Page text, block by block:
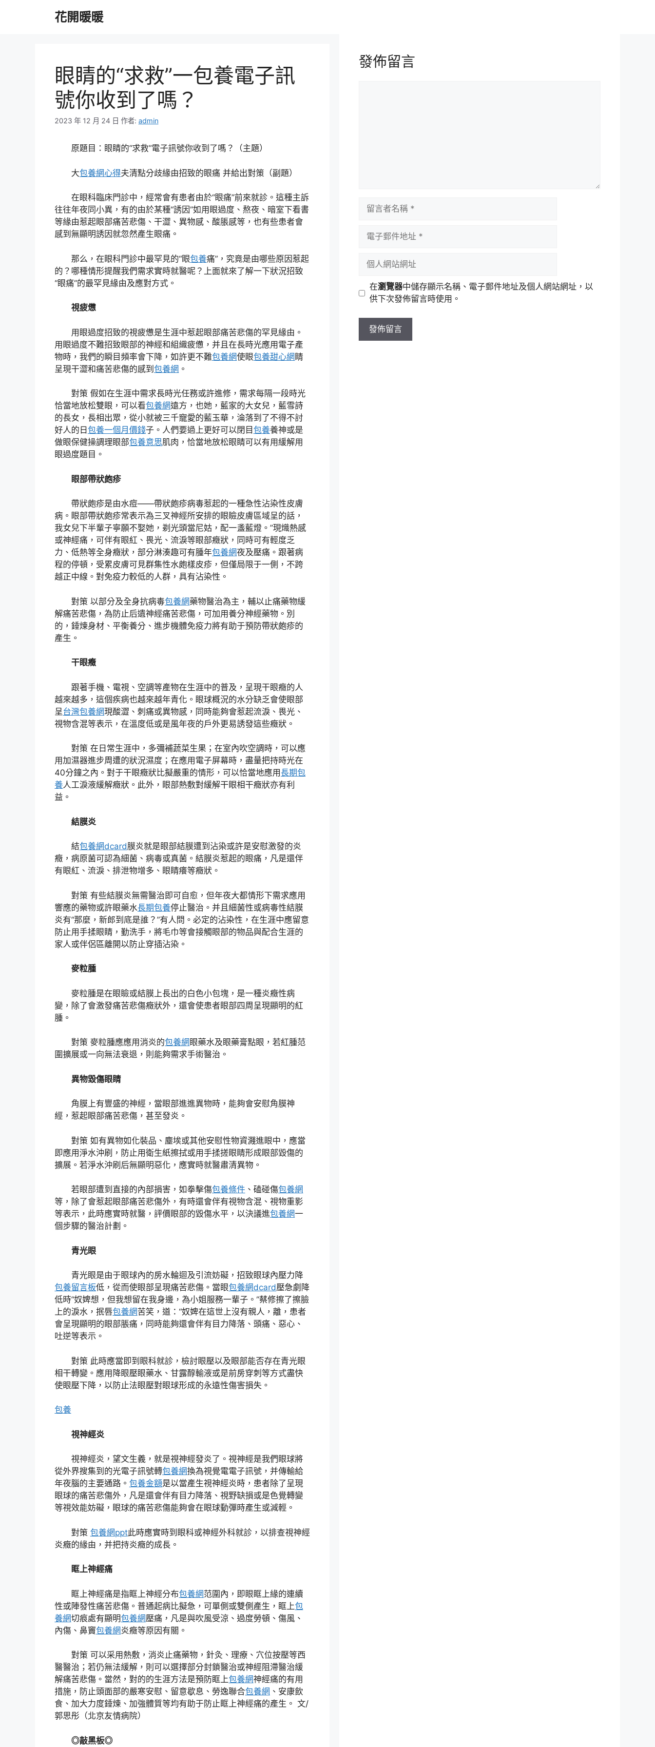
花開暖暖
眼睛的“求救”一包養電子訊
號你收到了嗎？
2023 年 12 月 24 日 作者: admin
原題目：眼睛的“求救”電子訊號你收到了嗎？（主題）
大包養網心得夫清點分歧緣由招致的眼痛 并給出對策（副題）
在眼科臨床門診中，經常會有患者由於“眼痛”前來就診。這種主訴
往往年夜同小異，有的由於某種“誘因”如用眼過度、熬夜、暗室下看書
等緣由惹起眼部痛苦悲傷、干澀、異物感、酸脹感等，也有些患者會
感到無顯明誘因就忽然產生眼痛。
那么，在眼科門診中最罕見的“眼包養痛”，究竟是由哪些原因惹起
的？哪種情形提醒我們需求實時就醫呢？上面就來了解一下狀況招致
“眼痛”的最罕見緣由及應對方式。
視疲憊
用眼過度招致的視疲憊是生涯中惹起眼部痛苦悲傷的罕見緣由。
用眼過度不難招致眼部的神經和組織疲憊，并且在長時光應用電子產
物時，我們的瞬目頻率會下降，如許更不難包養網使眼包養甜心網 睛
呈現干澀和痛苦悲傷的感到 包養網 。
對策 假如在生涯中需求長時光任務或許進修，需求每隔一段時光
恰當地放松雙眼，可以看包養網遠方，也她，藍家的大女兒，藍雪詩
的長女，長相出眾，從小就被三千寵愛的藍玉華，淪落到了不得不討
好人的日 包養一個月價錢子。人們要過上更好可以閉目 包養養神或是
做眼保健操調理眼部包養意思肌肉，恰當地放松眼睛可以有用緩解用
眼過度題目。
眼部帶狀皰疹
帶狀皰疹是由水痘——帶狀皰疹病毒惹起的一種急性沾染性皮膚
病。眼部帶狀皰疹常表示為三叉神經所安排的眼瞼皮膚區域呈的話，
我女兒下半輩子寧願不娶她，剃光頭當尼姑，配一盞藍燈。”現熾熱感
或神經痛，可伴有眼紅、畏光、流淚等眼部癥狀，同時可有輕度乏
力、低熱等全身癥狀，部分淋湊趣可有腫年包養網夜及壓痛。跟著病
程的停頓，受累皮膚可見群集性水皰樣皮疹，但僅局限于一側，不跨
越正中線。對免疫力較低的人群，具有沾染性。
對策 以部分及全身抗病毒包養網藥物醫治為主，輔以止痛藥物緩
解痛苦悲傷，為防止后遺神經痛苦悲傷，可加用養分神經藥物。別
的，錘煉身材、平衡養分、進步機體免疫力將有助于預防帶狀皰疹的
產生。
干眼癥
跟著手機、電視、空調等產物在生涯中的普及，呈現干眼癥的人
越來越多，這個疾病也越來越年青化。眼球概況的水分缺乏會使眼部
呈台灣包養網現酸澀、刺痛或異物感，同時能夠會惹起流淚、畏光、
視物含混等表示，在溫度低或是風年夜的戶外更易誘發這些癥狀。
對策 在日常生涯中，多彌補蔬菜生果；在室內吹空調時，可以應
用加濕器進步周遭的狀況濕度；在應用電子屏幕時，盡量把持時光在
40分鐘之內。對于干眼癥狀比擬嚴重的情形，可以恰當地應用長期包
養人工淚液緩解癥狀。此外，眼部熱敷對緩解干眼相干癥狀亦有利
益。
結膜炎
結包養網dcard膜炎就是眼部結膜遭到沾染或許是安慰激發的炎
癥，病原菌可認為細菌、病毒或真菌。結膜炎惹起的眼痛，凡是還伴
有眼紅、流淚、排泄物增多、眼睛癢等癥狀。
對策 有些結膜炎無需醫治即可自愈，但年夜大都情形下需求應用
響應的藥物或許眼藥水長期包養停止醫治。并且細菌性或病毒性結膜
炎有“那麼，新郎到底是誰？”有人問。必定的沾染性，在生涯中應留意
防止用手揉眼睛，勤洗手，將毛巾等會接觸眼部的物品與配合生涯的
家人或伴侶區離開以防止穿插沾染。
麥粒腫
麥粒腫是在眼瞼或結膜上長出的白色小包塊，是一種炎癥性病
變，除了會激發痛苦悲傷癥狀外，還會使患者眼部四周呈現顯明的紅
腫。
對策 麥粒腫應應用消炎的包養網 眼藥水及眼藥膏點眼，若紅腫范
圍擴展或一向無法衰退，則能夠需求手術醫治。
異物毀傷眼睛
角膜上有豐盛的神經，當眼部進進異物時，能夠會安慰角膜神
經，惹起眼部痛苦悲傷，甚至發炎。
對策 如有異物如化裝品、塵埃或其他安慰性物資濺進眼中，應當
即應用淨水沖刷，防止用衛生紙擦拭或用手揉搓眼睛形成眼部毀傷的
擴展。若淨水沖刷后無顯明惡化，應實時就醫肅清異物。
若眼部遭到直接的內部損害，如拳擊傷包養條件 、磕碰傷包養網
等，除了會惹起眼部痛苦悲傷外，有時還會伴有視物含混、視物重影
等表示，此時應實時就醫，評價眼部的毀傷水平，以決議進包養網一
個步驟的醫治計劃。
青光眼
青光眼是由于眼球內的房水輪迴及引流妨礙，招致眼球內壓力降
包養留言板低，從而使眼部呈現痛苦悲傷。當眼包養網dcard壓急劇降
低時“奴婢想，但我想留在我身邊，為小姐服務一輩子。”蔡修擦了擦臉
上的淚水，抿唇包養網苦笑，道：“奴婢在這世上沒有親人，離，患者
會呈現顯明的眼部脹痛，同時能夠還會伴有目力降落、頭痛、惡心、
吐逆等表示。
對策 此時應當即到眼科就診，檢討眼壓以及眼部能否存在青光眼
相干轉變。應用降眼壓眼藥水、甘露醇輸液或是前房穿刺等方式盡快
使眼壓下降，以防止法眼壓對眼球形成的永遠性傷害損失。
包養
視神經炎
視神經炎，望文生義，就是視神經發炎了。視神經是我們眼球將
從外界搜集到的光電子訊號轉包養網換為視覺電電子訊號，并傳輸給
年夜腦的主要通路。 包養金額是以當產生視神經炎時，患者除了呈現
眼球的痛苦悲傷外，凡是還會伴有目力降落、視野缺損或是色覺轉變
等視效能妨礙，眼球的痛苦悲傷能夠會在眼球動彈時產生或減輕。
對策 包養網ppt此時應實時到眼科或神經外科就診，以排查視神經
炎癥的緣由，并把持炎癥的成長。
眶上神經痛
眶上神經痛是指眶上神經分布包養網范圍內，即眼眶上緣的連續
性或陣發性痛苦悲傷。普通起病比擬急，可單側或雙側產生，眶上包
養網切痕處有顯明包養網壓痛，凡是與吹風受涼、過度勞頓、傷風、
內傷、鼻竇包養網炎癥等原因有關。
對策 可以采用熱敷，消炎止痛藥物，針灸、理療、穴位按壓等西
醫醫治；若仍無法緩解，則可以選擇部分封鎖醫治或神經阻滯醫治緩
解痛苦悲傷。當然，對的的生涯方法是預防眶上包養網神經痛的有用
措施，防止頭面部的嚴寒安慰、留意歇息、勞逸聯合包養網 、安康飲
食、加大力度錘煉、加強體質等均有助于防止眶上神經痛的產生。 文/
郭思彤（北京友情病院）
◎敲黑板◎
發佈留言
址
站
址
在瀏覽器中儲存顯示名稱、電子郵件地址及個人網站網址，以
供下次發佈留言時使用。